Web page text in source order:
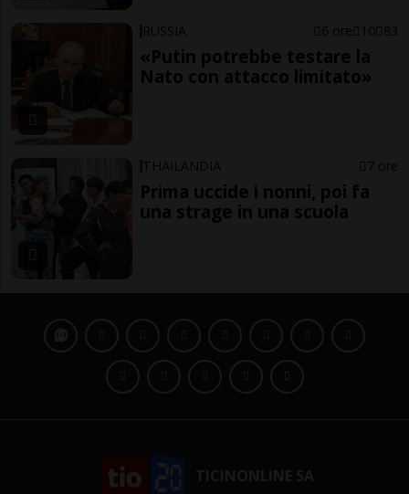
RUSSIA 6 ore 10 83
«Putin potrebbe testare la
Nato con attacco limitato»
THAILANDIA 7 ore
Prima uccide i nonni, poi fa
una strage in una scuola